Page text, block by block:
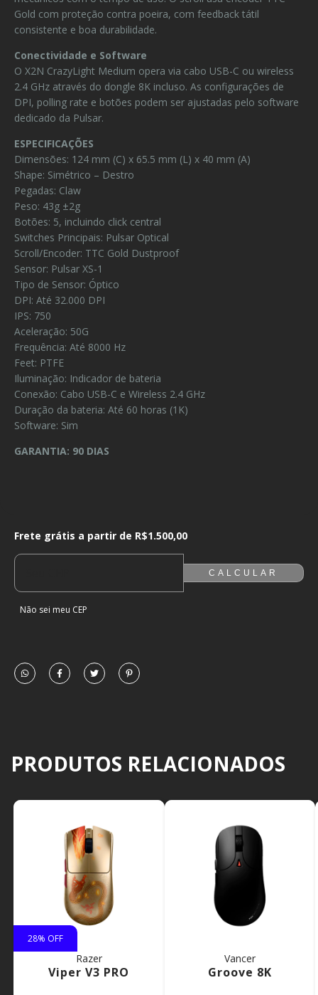
Gold com proteção contra poeira, com feedback tátil
consistente e boa durabilidade.
Conectividade e Software
O X2N CrazyLight Medium opera via cabo USB-C ou wireless
2.4 GHz através do dongle 8K incluso. As configurações de
DPI, polling rate e botões podem ser ajustadas pelo software
dedicado da Pulsar.
ESPECIFICAÇÕES
Dimensões: 124 mm (C) x 65.5 mm (L) x 40 mm (A)
Shape: Simétrico – Destro
Pegadas: Claw
Peso: 43g ±2g
Botões: 5, incluindo click central
Switches Principais: Pulsar Optical
Scroll/Encoder: TTC Gold Dustproof
Sensor: Pulsar XS-1
Tipo de Sensor: Óptico
DPI: Até 32.000 DPI
IPS: 750
Aceleração: 50G
Frequência: Até 8000 Hz
Feet: PTFE
Iluminação: Indicador de bateria
Conexão: Cabo USB-C e Wireless 2.4 GHz
Duração da bateria: Até 60 horas (1K)
Software: Sim
GARANTIA: 90 DIAS
Frete grátis a partir deR$1.500,00
ALTERAR CEP
Frete grátis a partir de R$1.500,00
CALCULAR
Não sei meu CEP
PRODUTOS RELACIONADOS
28% OFF
Razer
Viper V3 PRO
Vancer
Groove 8K